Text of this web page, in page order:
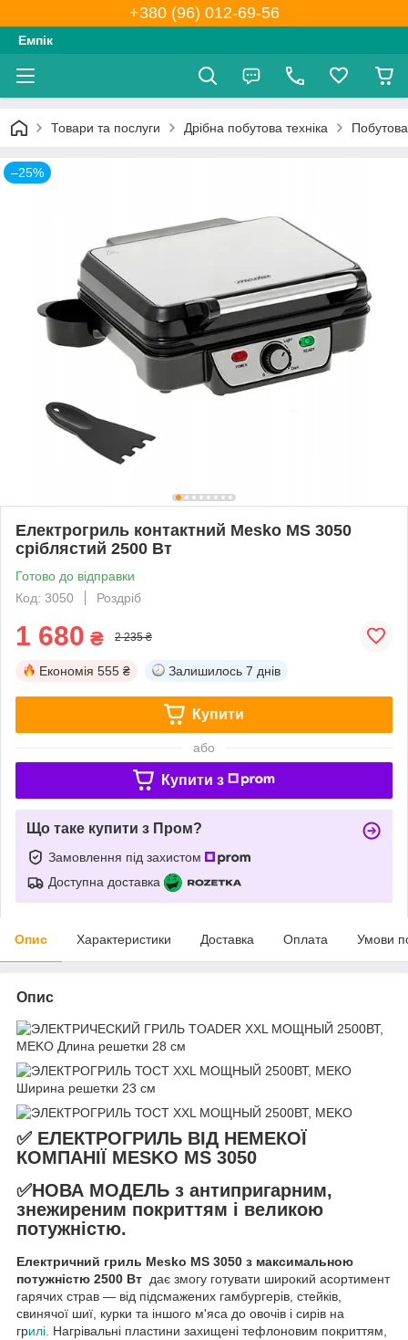
+380 (96) 012-69-56
Емпік
Товари та послуги Дрібна побутова техніка Побутова
–25%
Електрогриль контактний Mesko MS 3050
сріблястий 2500 Вт
Готово до відправки
Код: 3050
Роздріб
1 680 ₴ 2 235 ₴
Економія 555 ₴ Залишилось 7 днів
Купити
або
Купити з
Що таке купити з Пром?
Замовлення під захистом
Доступна доставка
Опис Характеристики Доставка Оплата Умови
Опис
✅ ЕЛЕКТРОГРИЛЬ ВІД НЕМЕКОЇ
КОМПАНІЇ MESKO MS 3050
✅НОВА МОДЕЛЬ з антипригарним,
знежиреним покриттям і великою
потужністю.
Електричний гриль Mesko MS 3050 з максимальною
потужністю 2500 Вт дає змогу готувати широкий асортимент
гарячих страв — від підсмажених гамбургерів, стейків,
свинячої шиї, курки та іншого м'яса до овочів і сирів на
грилі. Нагрівальні пластини захищені тефлоновим покриттям,